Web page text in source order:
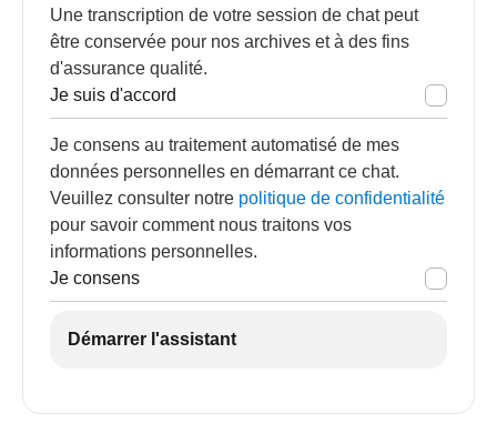
Une transcription de votre session de chat peut
être conservée pour nos archives et à des fins
d'assurance qualité.
Je suis d'accord
Je consens au traitement automatisé de mes
données personnelles en démarrant ce chat.
Veuillez consulter notre politique de confidentialité
pour savoir comment nous traitons vos
informations personnelles.
Je consens
Démarrer l'assistant